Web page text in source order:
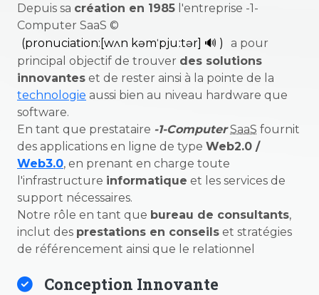
Depuis sa création en 1985 l'entreprise -1-
Computer SaaS ©
(pronuciation:[wʌn kəmˈpjuːtər] 🔊 )
a pour
principal objectif de trouver des solutions
innovantes et de rester ainsi à la pointe de la
technologie aussi bien au niveau hardware que
software.
En tant que prestataire -1-Computer SaaS fournit
des applications en ligne de type Web2.0 /
Web3.0, en prenant en charge toute
l'infrastructure informatique et les services de
support nécessaires.
Notre rôle en tant que bureau de consultants,
inclut des prestations en conseils et stratégies
de référencement ainsi que le relationnel
Conception Innovante